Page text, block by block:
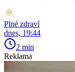
Plné zdraví
dnes, 19:44
2 min
Reklama